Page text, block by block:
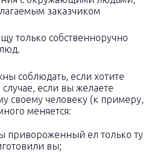
заказчиком
только собственноручно
соблюдать, если хотите
если вы желаете
своему человеку (к примеру,
меняется:
привороженный ел только ту
вы;